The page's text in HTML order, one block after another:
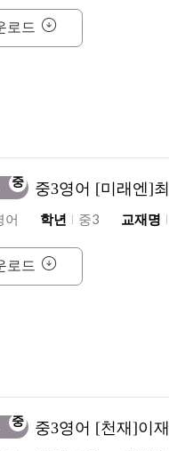
로드
중 중3영어 [미래엔]
어 학년 중3 교재명
로드
중 중3영어 [천재]이